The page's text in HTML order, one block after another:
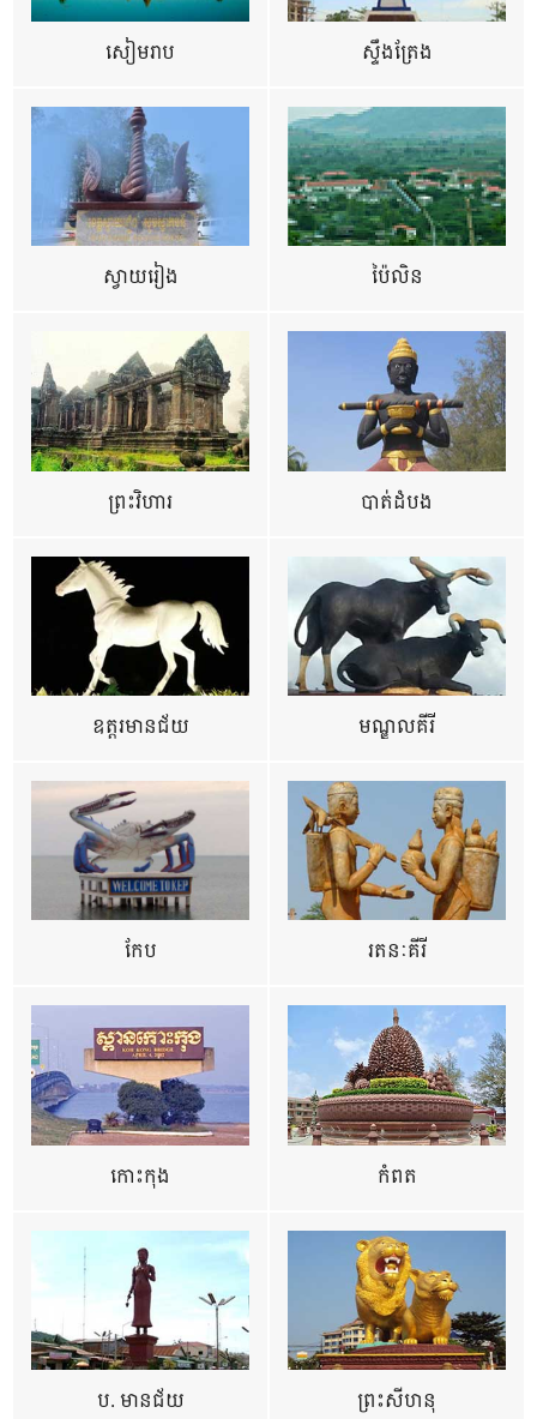
សៀមរាប ស្ទឹងត្រែង
ស្វាយរៀង ប៉ៃលិន
ព្រះវិហារ បាត់ដំបង
ឧត្ដរមានជ័យ មណ្ឌលគីរី
កែប រតនៈគីរី
កោះកុង កំពត
ប. មានជ័យ ព្រះសីហនុ